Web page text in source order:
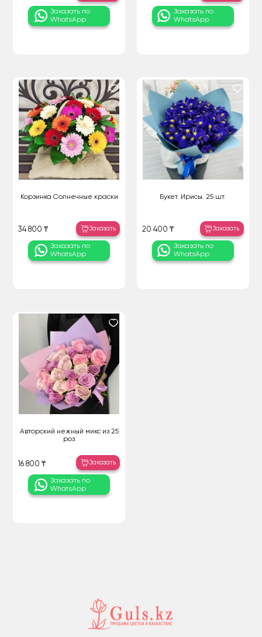
Заказать по
WhatsApp
Заказать по
WhatsApp
Корзинка Солнечные краски
34 800 ₸ Заказать
Заказать по
WhatsApp
Букет. Ирисы. 25 шт.
20 400 ₸ Заказать
Заказать по
WhatsApp
Авторский нежный микс из 25
роз
16 800 ₸ Заказать
Заказать по
WhatsApp